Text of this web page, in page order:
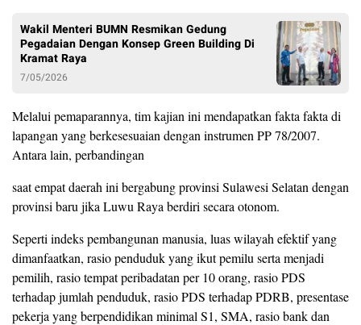
Wakil Menteri BUMN Resmikan Gedung
Pegadaian Dengan Konsep Green Building Di
Kramat Raya
7/05/2026
Melalui pemaparannya, tim kajian ini mendapatkan fakta fakta di
lapangan yang berkesesuaian dengan instrumen PP 78/2007.
Antara lain, perbandingan
saat empat daerah ini bergabung provinsi Sulawesi Selatan dengan
provinsi baru jika Luwu Raya berdiri secara otonom.
Seperti indeks pembangunan manusia, luas wilayah efektif yang
dimanfaatkan, rasio penduduk yang ikut pemilu serta menjadi
pemilih, rasio tempat peribadatan per 10 orang, rasio PDS
terhadap jumlah penduduk, rasio PDS terhadap PDRB, presentase
pekerja yang berpendidikan minimal S1, SMA, rasio bank dan